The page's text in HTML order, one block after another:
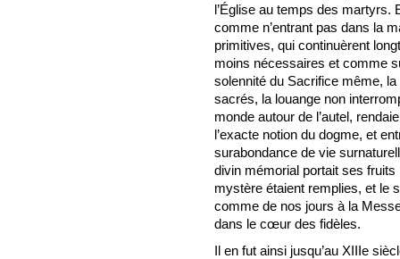
l’Église au temps des martyrs.
comme n’entrant pas dans la
primitives, qui continuèrent
moins nécessaires et comme
solennité du Sacrifice même,
sacrés, la louange non
monde autour de l’autel,
l’exacte notion du dogme, et
surabondance de vie
divin mémorial portait ses
mystère étaient remplies, et le
comme de nos jours à la
dans le cœur des fidèles.
Il en fut ainsi jusqu’au XIIIe